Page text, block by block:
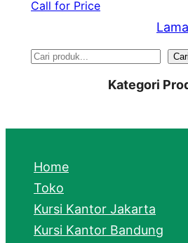
Call for Price
S
r
h
Cari
Kategori
Home
Toko
Kursi Kantor Jakarta
Kursi Kantor Bandung